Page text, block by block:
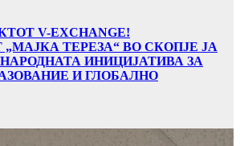
V-EXCHANGE!
ТЕРЕЗА“ ВО СКОПЈЕ ЈА
ИНИЦИЈАТИВА ЗА
И ГЛОБАЛНО